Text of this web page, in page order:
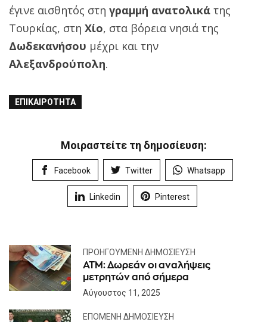
έγινε αισθητός στη γραμμή ανατολικά της
Τουρκίας, στη Χίο, στα βόρεια νησιά της
Δωδεκανήσου μέχρι και την
Αλεξανδρούπολη.
ΕΠΙΚΑΙΡΌΤΗΤΑ
Μοιραστείτε τη δημοσίευση:
Facebook Twitter Whatsapp
Linkedin Pinterest
ΠΡΟΗΓΟΎΜΕΝΗ ΔΗΜΟΣΊΕΥΣΗ
ΑΤΜ: Δωρεάν οι αναλήψεις
μετρητών από σήμερα
Αύγουστος 11, 2025
ΕΠΌΜΕΝΗ ΔΗΜΟΣΊΕΥΣΗ